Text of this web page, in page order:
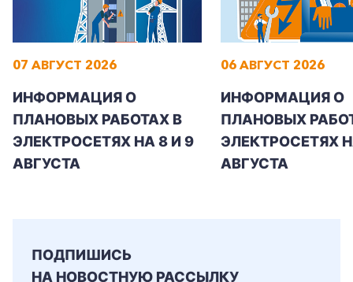
07 АВГУСТ 2026
ИНФОРМАЦИЯ О
ПЛАНОВЫХ РАБОТАХ В
ЭЛЕКТРОСЕТЯХ НА 8 И 9
АВГУСТА
06 АВГУСТ 2026
ИНФОРМАЦИЯ О
ПЛАНОВЫХ
ЭЛЕКТРОСЕТЯХ
АВГУСТА
ПОДПИШИСЬ
НА НОВОСТНУЮ РАССЫЛКУ